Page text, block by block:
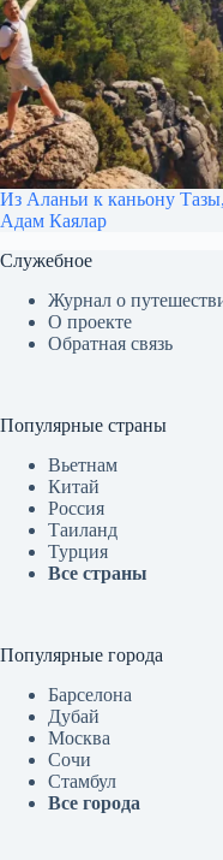
Из Аланьи к каньону
Адам Каялар
Служебное
Журнал о
О проекте
Обратная связь
Популярные страны
Вьетнам
Китай
Россия
Таиланд
Турция
Все страны
Популярные города
Барселона
Дубай
Москва
Сочи
Стамбул
Все города